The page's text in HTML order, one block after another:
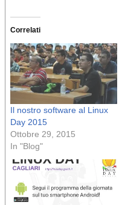
Correlati
Il nostro software al Linux
Day 2015
Ottobre 29, 2015
In "Blog"